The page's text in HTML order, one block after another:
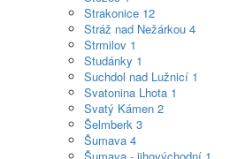
Strakonice 12
Stráž nad Nežárkou 4
Strmilov 1
Studánky 1
Suchdol nad Lužnicí 1
Svatonina Lhota 1
Svatý Kámen 2
Šelmberk 3
Šumava 4